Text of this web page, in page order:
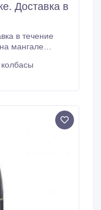
Доставка в
House»